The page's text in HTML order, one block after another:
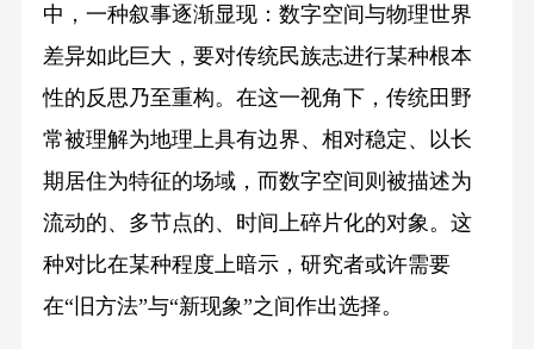
中，一种叙事逐渐显现：数字空间与物理世界
差异如此巨大，要对传统民族志进行某种根本
性的反思乃至重构。在这一视角下，传统田野
常被理解为地理上具有边界、相对稳定、以长
期居住为特征的场域，而数字空间则被描述为
流动的、多节点的、时间上碎片化的对象。这
种对比在某种程度上暗示，研究者或许需要
在“旧方法”与“新现象”之间作出选择。